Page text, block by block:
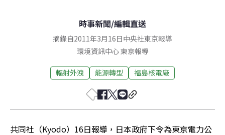
時事新聞/編輯直送
摘錄自2011年3月16日中央社東京報導
環境資訊中心東京報導
輻射外洩 能源轉型 福島核電廠
共同社（Kyodo）16日報導，日本政府下令為東京電力公